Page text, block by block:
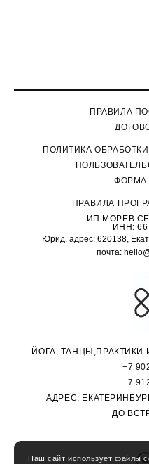
ПРАВИЛА
П ОЛИТИКА
ФОРМА
ПРАВИЛА
ИП МОРЕВ
ИНН:
Юрид. адрес: 620138,
почта:
ЙОГА, ТАНЦЫ,ПРАКТИКИ
+7
+7
АДРЕС:
ДО
Наш сайт использует файлы